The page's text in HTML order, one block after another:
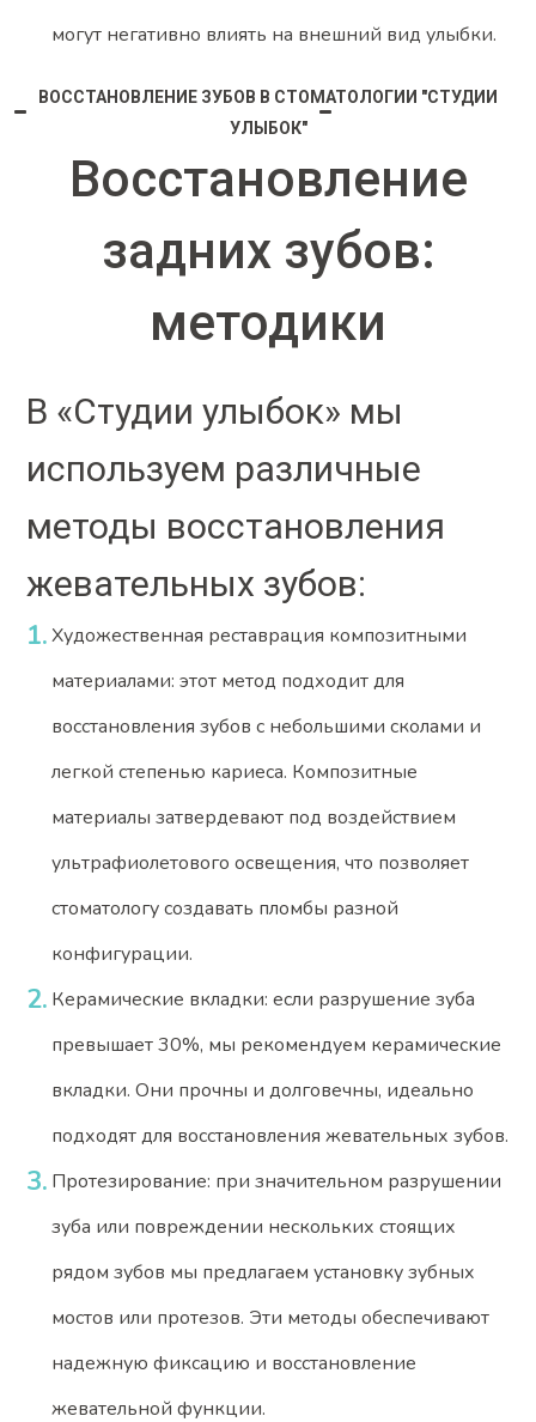
могут негативно влиять на внешний вид улыбки.
ВОССТАНОВЛЕНИЕ ЗУБОВ В СТОМАТОЛОГИИ "СТУДИИ
УЛЫБОК"
Восстановление
задних зубов:
методики
В «Студии улыбок» мы
используем различные
методы восстановления
жевательных зубов:
Художественная реставрация композитными
материалами: этот метод подходит для
восстановления зубов с небольшими сколами и
легкой степенью кариеса. Композитные
материалы затвердевают под воздействием
ультрафиолетового освещения, что позволяет
стоматологу создавать пломбы разной
конфигурации.
Керамические вкладки: если разрушение зуба
превышает 30%, мы рекомендуем керамические
вкладки. Они прочны и долговечны, идеально
подходят для восстановления жевательных зубов.
Протезирование: при значительном разрушении
зуба или повреждении нескольких стоящих
рядом зубов мы предлагаем установку зубных
мостов или протезов. Эти методы обеспечивают
надежную фиксацию и восстановление
жевательной функции.